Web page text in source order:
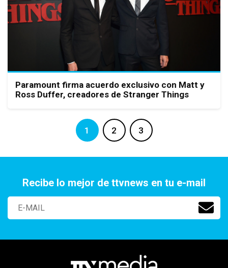
Paramount firma acuerdo exclusivo con Matt y
Ross Duffer, creadores de Stranger Things
1 2 3
Recibe lo mejor de ttvnews en tu e-mail